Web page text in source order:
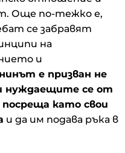
Още по-тежко е,
се забравят
на
и
е призван не
нуждаещите се от
посреща като свои
и да им подава ръка в